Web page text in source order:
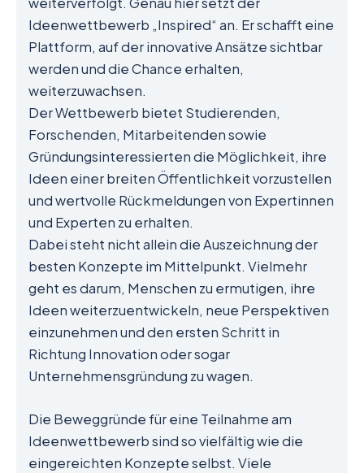
Ideenwettbewerb „Inspired“ an. Er schafft eine
Plattform, auf der innovative Ansätze sichtbar
werden und die Chance erhalten,
weiterzuwachsen.
Der Wettbewerb bietet Studierenden,
Forschenden, Mitarbeitenden sowie
Gründungsinteressierten die Möglichkeit, ihre
Ideen einer breiten Öffentlichkeit vorzustellen
und wertvolle Rückmeldungen von Expertinnen
und Experten zu erhalten.
Dabei steht nicht allein die Auszeichnung der
besten Konzepte im Mittelpunkt. Vielmehr
geht es darum, Menschen zu ermutigen, ihre
Ideen weiterzuentwickeln, neue Perspektiven
einzunehmen und den ersten Schritt in
Richtung Innovation oder sogar
Unternehmensgründung zu wagen.
Die Beweggründe für eine Teilnahme am
Ideenwettbewerb sind so vielfältig wie die
eingereichten Konzepte selbst. Viele